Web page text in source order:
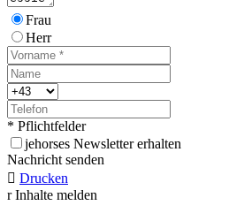
Frau
Herr
* Pflichtfelder
jehorses Newsletter erhalten
Nachricht senden
 Drucken
r Inhalte melden